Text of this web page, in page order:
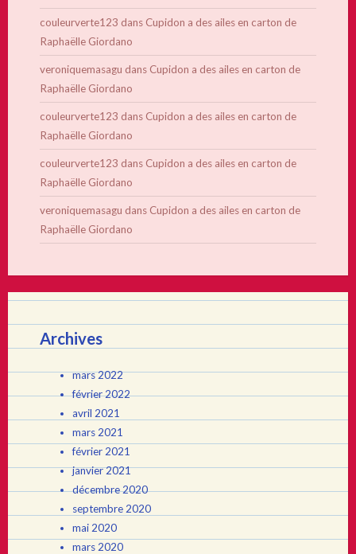
couleurverte123 dans Cupidon a des ailes en carton de
Raphaëlle Giordano
veroniquemasagu dans Cupidon a des ailes en carton de
Raphaëlle Giordano
couleurverte123 dans Cupidon a des ailes en carton de
Raphaëlle Giordano
couleurverte123 dans Cupidon a des ailes en carton de
Raphaëlle Giordano
veroniquemasagu dans Cupidon a des ailes en carton de
Raphaëlle Giordano
Archives
mars 2022
février 2022
avril 2021
mars 2021
février 2021
janvier 2021
décembre 2020
septembre 2020
mai 2020
mars 2020